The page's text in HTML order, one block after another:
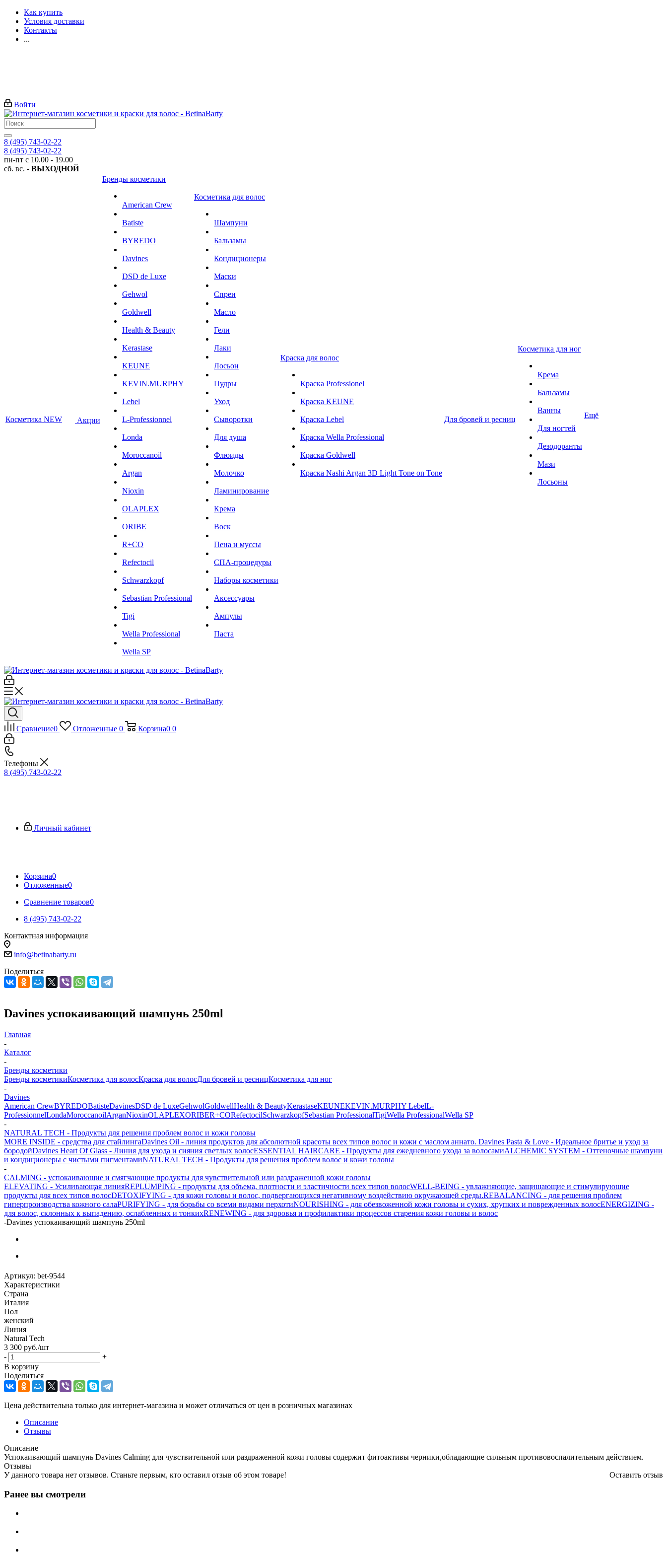
Как купить
Условия доставки
Контакты
...
Войти
8 (495) 743-02-22
8 (495) 743-02-22
пн-пт с 10.00 - 19.00
сб. вс. - ВЫХОДНОЙ
Косметика NEW Акции
Бренды косметики
American Crew
Batiste
BYREDO
Davines
DSD de Luxe
Gehwol
Goldwell
Health & Beauty
Kerastase
KEUNE
KEVIN.MURPHY
Lebel
L-Professionnel
Londa
Moroccanoil
Argan
Niохin
OLAPLEX
ORIBE
R+CO
Refectocil
Schwarzkopf
Sebastian Professional
Tigi
Wella Professional
Wella SP
Косметика для волос
Шампуни
Бальзамы
Кондиционеры
Маски
Спреи
Масло
Гели
Лаки
Лосьон
Пудры
Уход
Сыворотки
Для душа
Флюиды
Молочко
Ламинирование
Крема
Воск
Пена и муссы
СПА-процедуры
Наборы косметики
Аксессуары
Ампулы
Паста
Краска для волос
Краска Professionel
Краска KEUNE
Краска Lebel
Краска Wella Professional
Краска Goldwell
Краска Nashi Argan 3D Light Tone on Tone
Для бровей и ресниц
Косметика для ног
Крема
Бальзамы
Ванны
Для ногтей
Дезодоранты
Мази
Лосьоны
Ещё
Сравнение0 Отложенные 0 Корзина0 0
Телефоны
8 (495) 743-02-22
Личный кабинет
Корзина0
Отложенные0
Сравнение товаров0
8 (495) 743-02-22
Контактная информация
info@betinabarty.ru
Поделиться
Davines успокаивающий шампунь 250ml
Главная
-
Каталог
-
Бренды косметики
Бренды косметикиКосметика для волосКраска для волосДля бровей и ресницКосметика для ног
-
Davines
American CrewBYREDOBatisteDavinesDSD de LuxeGehwolGoldwellHealth & BeautyKerastaseKEUNEKEVIN.MURPHY LebelL-
ProfessionnelLondaMoroccanoilArganNiохinOLAPLEXORIBER+CORefectocilSchwarzkopfSebastian ProfessionalTigiWella ProfessionalWella SP
-
NATURAL TECH - Продукты для решения проблем волос и кожи головы
MORE INSIDE - средства для стайлингаDavines Oil - линия продуктов для абсолютной красоты всех типов волос и кожи с маслом аннато. Davines Pasta & Love - Идеальное бритье и уход за
бородойDavines Heart Of Glass - Линия для ухода и сияния светлых волосESSENTIAL HAIRCARE - Продукты для ежедневного ухода за волосамиALCHEMIC SYSTEM - Оттеночные шампуни
и кондиционеры с чистыми пигментамиNATURAL TECH - Продукты для решения проблем волос и кожи головы
-
CALMING - успокаивающие и смягчающие продукты для чувствительной или раздраженной кожи головы
ELEVATING - Усиливающая линияREPLUMPING - продукты для объема, плотности и эластичности всех типов волосWELL-BEING - увлажняющие, защищающие и стимулирующие
продукты для всех типов волосDETOXIFYING - для кожи головы и волос, подвергающихся негативному воздействию окружающей среды.REBALANCING - для решения проблем
гиперпроизводства кожного салаPURIFYING - для борьбы со всеми видами перхотиNOURISHING - для обезвоженной кожи головы и сухих, хрупких и поврежденных волосENERGIZING -
для волос, склонных к выпадению, ослабленных и тонкихRENEWING - для здоровья и профилактики процессов старения кожи головы и волос
-Davines успокаивающий шампунь 250ml
Артикул: bet-9544
Характеристики
Страна
Италия
Пол
женский
Линия
Natural Tech
3 300 руб./шт
-
+
В корзину
Поделиться
Цена действительна только для интернет-магазина и может отличаться от цен в розничных магазинах
Описание
Отзывы
Описание
Успокаивающий шампунь Davines Calming для чувствительной или раздраженной кожи головы содержит фитоактивы черники,обладающие сильным противовоспалительным действием.
Отзывы
Оставить отзыв
У данного товара нет отзывов. Станьте первым, кто оставил отзыв об этом товаре!
Ранее вы смотрели